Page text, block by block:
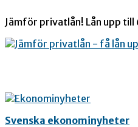
Jämför privatlån! Lån upp
Svenska ekonominyheter